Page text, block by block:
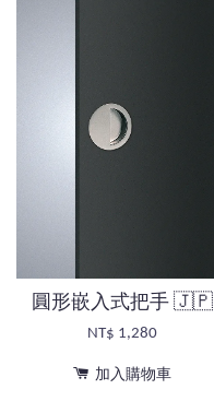
圓形嵌入式把手 🇯🇵
NT$ 1,280
加入購物車